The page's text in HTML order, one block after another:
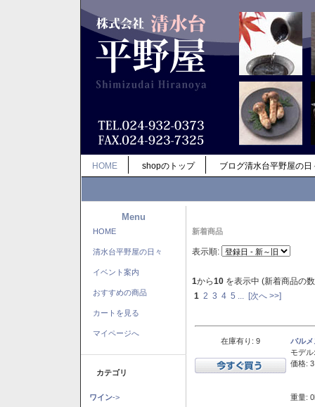
HOME shopのトップ ブログ清水台平野屋の日
Menu
HOME
清水台平野屋の日々
イベント案内
おすすめの商品
カートを見る
マイページへ
カテゴリ
ワイン->
新着商品
表示順:
1から10 を表示中 (新着商品の
1 2 3 4 5 [次へ >>]
在庫有り: 9
バル
モデル:
価格:
重量: